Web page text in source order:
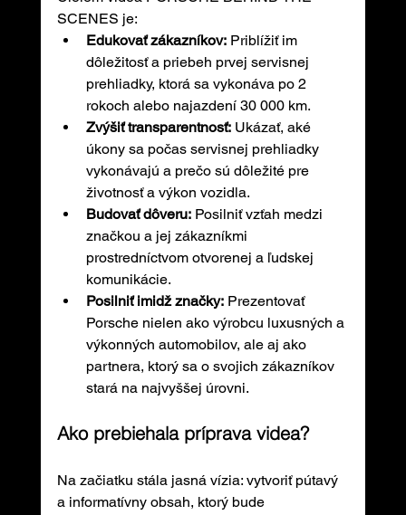
SCENES je:
Edukovať zákazníkov: Priblížiť im
dôležitosť a priebeh prvej servisnej
prehliadky, ktorá sa vykonáva po 2
rokoch alebo najazdení 30 000 km.
Zvýšiť transparentnosť: Ukázať, aké
úkony sa počas servisnej prehliadky
vykonávajú a prečo sú dôležité pre
životnosť a výkon vozidla.
Budovať dôveru: Posilniť vzťah medzi
značkou a jej zákazníkmi
prostredníctvom otvorenej a ľudskej
komunikácie.
Posilniť imidž značky: Prezentovať
Porsche nielen ako výrobcu luxusných a
výkonných automobilov, ale aj ako
partnera, ktorý sa o svojich zákazníkov
stará na najvyššej úrovni.
Ako prebiehala príprava videa?
Na začiatku stála jasná vízia: vytvoriť pútavý
a informatívny obsah, ktorý bude